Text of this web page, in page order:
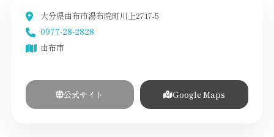
大分県由布市湯布院町川上2717-5
0977-28-2828
由布市
公式サイト Google Maps